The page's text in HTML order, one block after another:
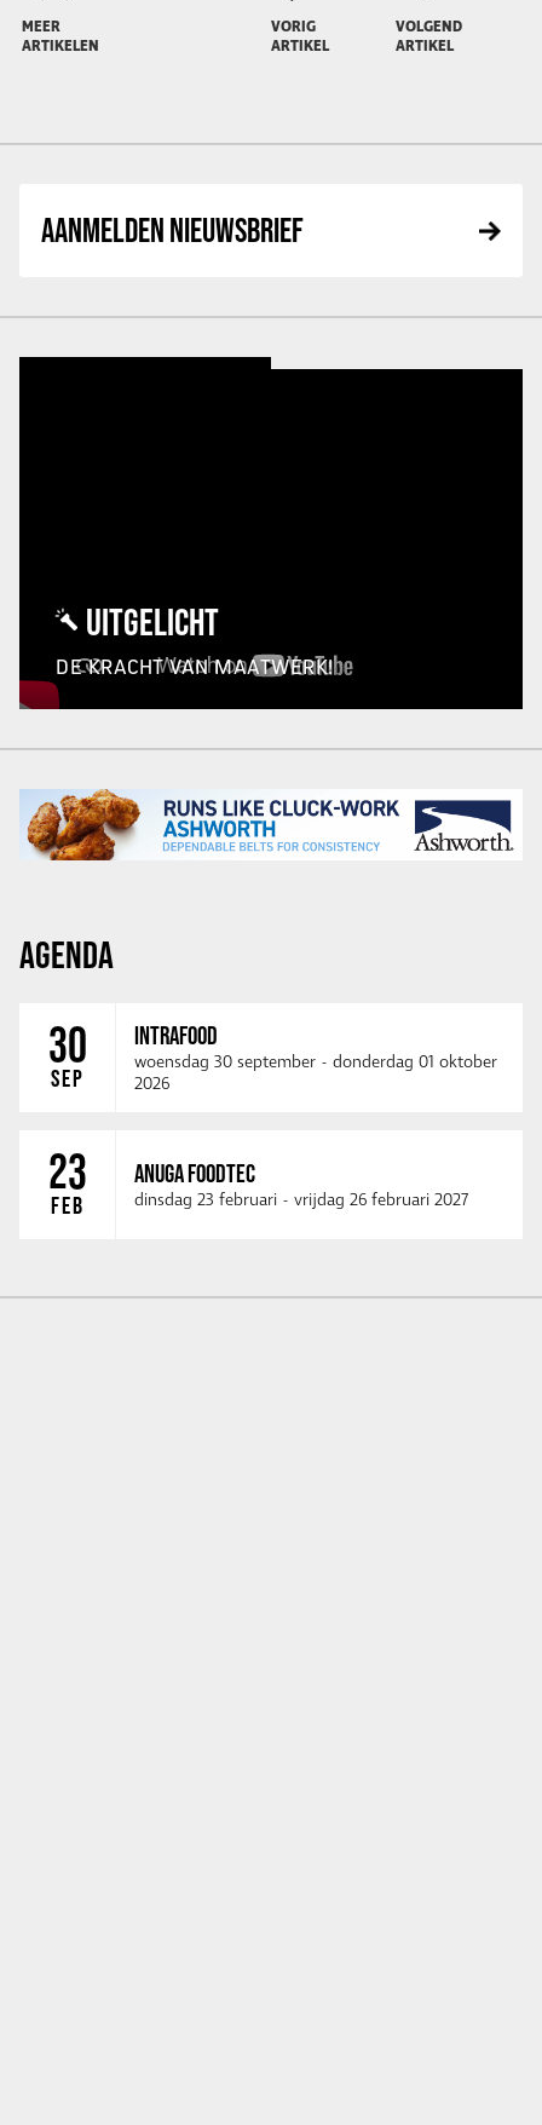
MEER
ARTIKELEN
VORIG
ARTIKEL
VOLGEND
ARTIKEL
AANMELDEN NIEUWSBRIEF
UITGELICHT
DE KRACHT VAN MAATWERK!
AGENDA
30
SEP
INTRAFOOD
woensdag 30 september - donderdag 01 oktober
2026
23
FEB
ANUGA FOODTEC
dinsdag 23 februari - vrijdag 26 februari 2027